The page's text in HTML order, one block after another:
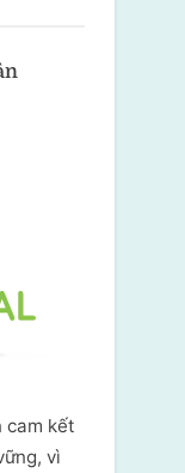
cam kết
vì